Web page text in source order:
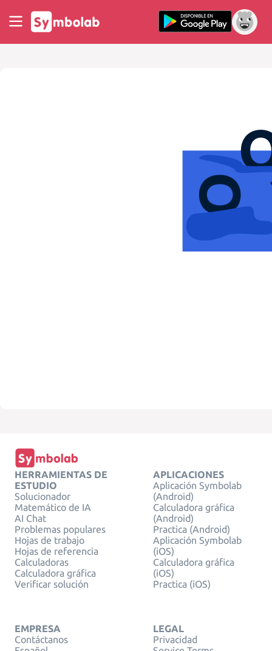
HERRAMIENTAS DE
ESTUDIO
Solucionador
Matemático de IA
AI Chat
Problemas populares
Hojas de trabajo
Hojas de referencia
Calculadoras
Calculadora gráfica
Verificar solución
APLICACIONES
Aplicación Symbolab
(Android)
Calculadora gráfica
(Android)
Practica (Android)
Aplicación Symbolab
(iOS)
Calculadora gráfica
(iOS)
Practica (iOS)
EMPRESA
Contáctanos
LEGAL
Privacidad